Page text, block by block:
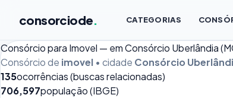
consorciode. CATEGORIAS
Consórcio para Imovel — em Consórcio Uberlândia
Consórcio de imovel • cidade Consórcio
135ocorrências (buscas relacionadas)
706,597população (IBGE)